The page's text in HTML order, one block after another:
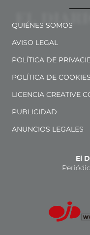
QUIÉNES SOMOS
AVISO LEGAL
POLÍTICA DE
POLÍTICA DE COOKIES
LICENCIA CREATIVE
PUBLICIDAD
ANUNCIOS LEGALES
El